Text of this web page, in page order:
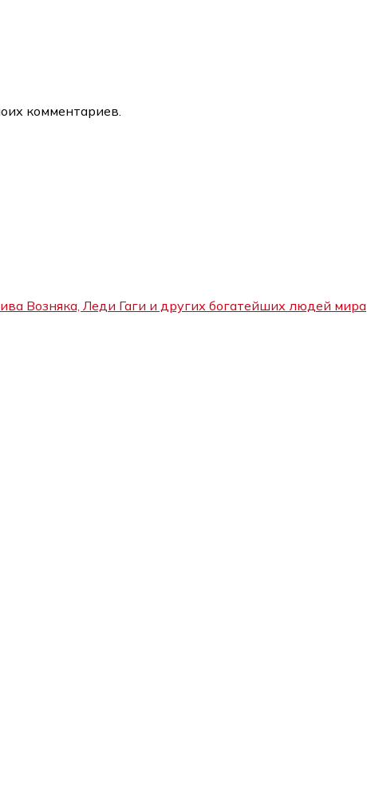
комментариев.
Возняка, Леди Гаги и других богатейших людей мира